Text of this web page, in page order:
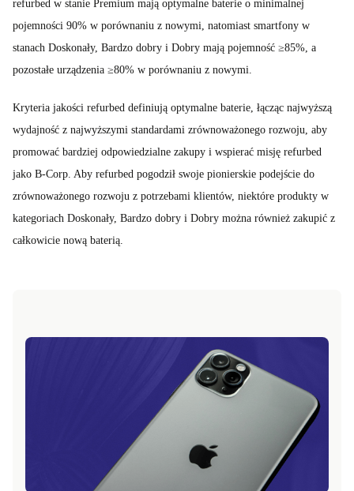
refurbed w stanie Premium mają optymalne baterie o minimalnej
pojemności 90% w porównaniu z nowymi, natomiast smartfony w
stanach Doskonały, Bardzo dobry i Dobry mają pojemność ≥85%, a
pozostałe urządzenia ≥80% w porównaniu z nowymi.
Kryteria jakości refurbed definiują optymalne baterie, łącząc najwyższą
wydajność z najwyższymi standardami zrównoważonego rozwoju, aby
promować bardziej odpowiedzialne zakupy i wspierać misję refurbed
jako B-Corp. Aby refurbed pogodził swoje pionierskie podejście do
zrównoważonego rozwoju z potrzebami klientów, niektóre produkty w
kategoriach Doskonały, Bardzo dobry i Dobry można również zakupić z
całkowicie nową baterią.